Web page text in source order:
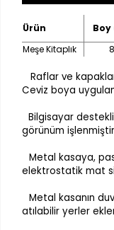
Ürün
Meşe Kitaplık
Raflar ve
Ceviz boya
Bilgisayar
görünüm
Metal kasaya,
elektrostatik mat
Metal kasanın
atılabilir yerler